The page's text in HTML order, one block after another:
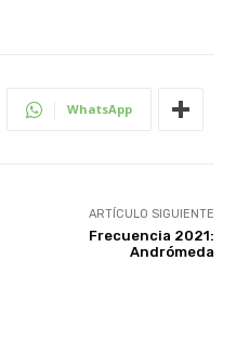
WhatsApp
ARTÍCULO SIGUIENTE
Frecuencia 2021:
Andrómeda